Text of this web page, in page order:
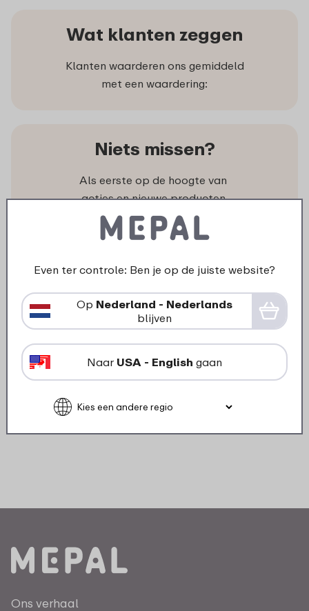
Wat klanten zeggen
Klanten waarderen ons gemiddeld
met een waardering:
Niets missen?
Als eerste op de hoogte van
acties en nieuwe producten.
Ontvang onze nieuwsbrief!
Volg ons
Ook op de sociale kanalen zijn we volop
Ons verhaal
Even ter controle: Ben je op de juiste website?
Op Nederland - Nederlands
blijven
Naar USA - English gaan